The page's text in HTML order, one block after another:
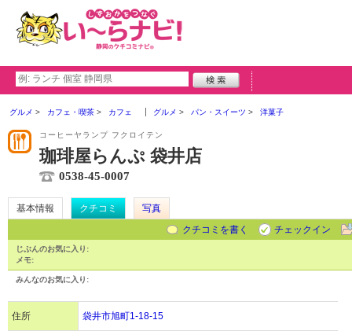
グルメ カフェ・喫茶 カフェ グルメ パン・スイーツ 洋菓子
コーヒーヤランプ フクロイテン
珈琲屋らんぷ 袋井店
0538-45-0007
基本情報 クチコミ
写真
クチコミを書く
チェックイン
じぶんのお気に入り:
メモ:
みんなのお気に入り:
住所 袋井市旭町1-18-15